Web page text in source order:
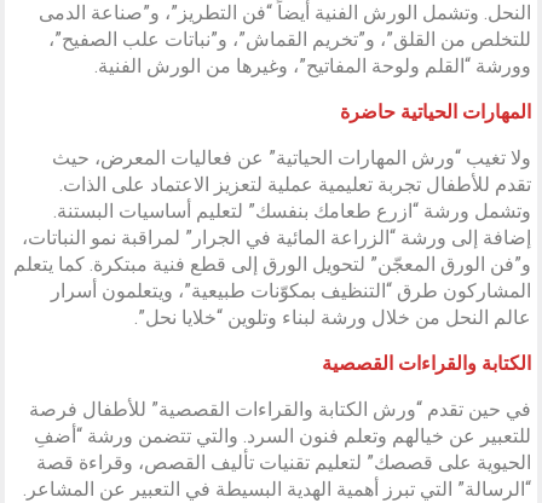
النحل. وتشمل الورش الفنية أيضاً “فن التطريز”، و”صناعة الدمى
للتخلص من القلق”، و”تخريم القماش”، و”نباتات علب الصفيح”،
وورشة “القلم ولوحة المفاتيح”، وغيرها من الورش الفنية.
المهارات الحياتية حاضرة
ولا تغيب “ورش المهارات الحياتية” عن فعاليات المعرض، حيث
تقدم للأطفال تجربة تعليمية عملية لتعزيز الاعتماد على الذات.
وتشمل ورشة “ازرع طعامك بنفسك” لتعليم أساسيات البستنة.
إضافة إلى ورشة “الزراعة المائية في الجرار” لمراقبة نمو النباتات،
و”فن الورق المعجّن” لتحويل الورق إلى قطع فنية مبتكرة. كما يتعلم
المشاركون طرق “التنظيف بمكوّنات طبيعية”، ويتعلمون أسرار
عالم النحل من خلال ورشة لبناء وتلوين “خلايا نحل”.
الكتابة والقراءات القصصية
في حين تقدم “ورش الكتابة والقراءات القصصية” للأطفال فرصة
للتعبير عن خيالهم وتعلم فنون السرد. والتي تتضمن ورشة “أضفِ
الحيوية على قصصك” لتعليم تقنيات تأليف القصص، وقراءة قصة
“الرسالة” التي تبرز أهمية الهدية البسيطة في التعبير عن المشاعر.